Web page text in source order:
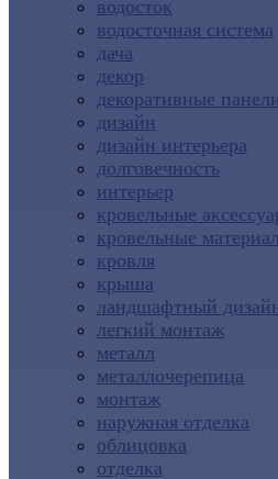
водосток
водосточная система
дача
декор
декоративные
дизайн
дизайн интерьера
долговечность
интерьер
кровельные
кровельные
кровля
крыша
ландшафтный
легкий монтаж
металл
металлочерепица
монтаж
наружная отделка
облицовка
отделка